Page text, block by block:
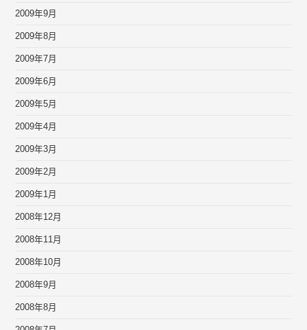
2009年9月
2009年8月
2009年7月
2009年6月
2009年5月
2009年4月
2009年3月
2009年2月
2009年1月
2008年12月
2008年11月
2008年10月
2008年9月
2008年8月